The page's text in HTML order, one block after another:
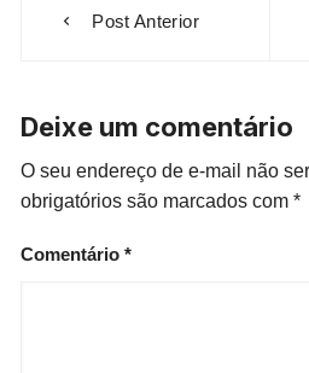
Post Anterior
Deixe um comentário
O seu endereço de e-mail não
obrigatórios são marcados com*
Comentário*